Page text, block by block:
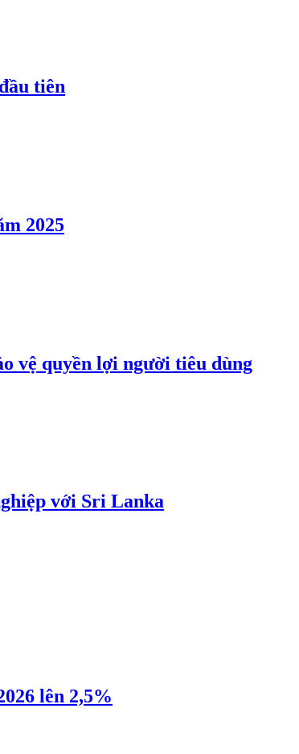
tiên
2025
vệ quyền lợi người tiêu dùng
với Sri Lanka
lên 2,5%